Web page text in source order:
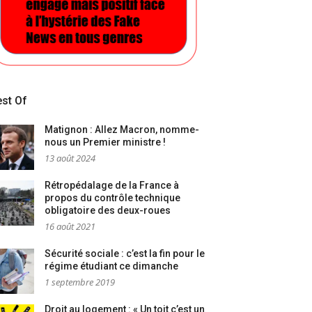
Of
Matignon : Allez Macron, nomme-
nous un Premier ministre !
13 août 2024
Rétropédalage de la France à
propos du contrôle technique
obligatoire des deux-roues
16 août 2021
Sécurité sociale : c’est la fin pour le
régime étudiant ce dimanche
1 septembre 2019
Droit au logement : « Un toit c’est un